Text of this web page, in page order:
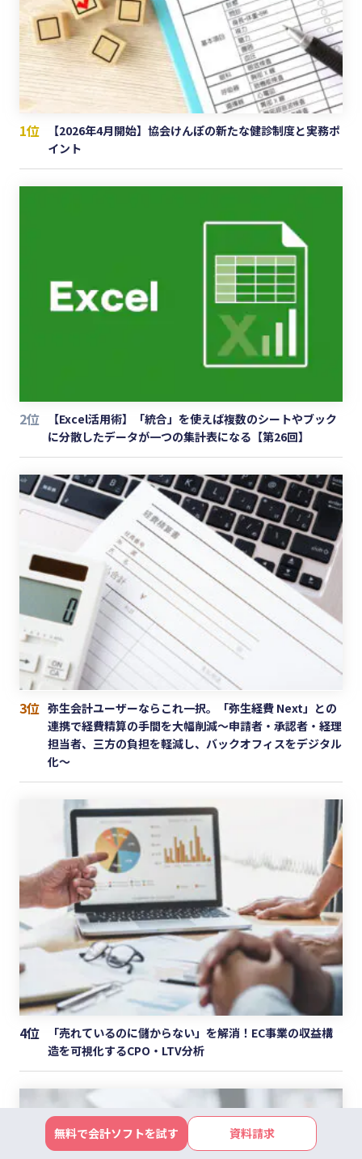
1位
【2026年4月開始】協会けんぽの新たな健診制度と実務ポ
イント
2位
【Excel活用術】「統合」を使えば複数のシートやブック
に分散したデータが一つの集計表になる【第26回】
3位 弥生会計ユーザーならこれ一択。「弥生経費 Next」との
連携で経費精算の手間を大幅削減〜申請者・承認者・経理
担当者、三方の負担を軽減し、バックオフィスをデジタル
化〜
4位
「売れているのに儲からない」を解消！EC事業の収益構
造を可視化するCPO・LTV分析
無料で会計ソフトを試す 資料請求